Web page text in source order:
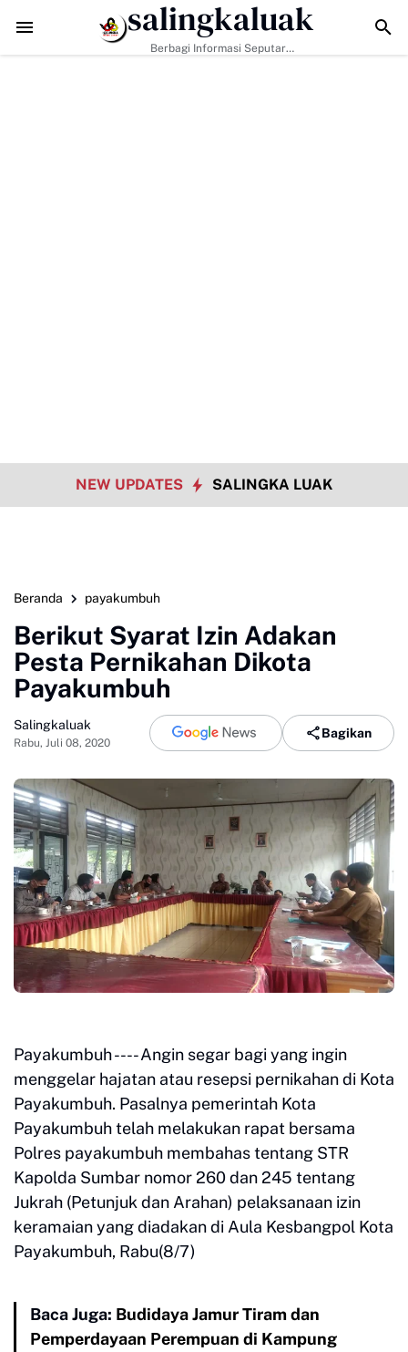
Hanya Tugas Pemerintah, H. Ilson Cong Dorong Keluarga dan
salingkaluak
Berbagi Informasi Seputar
NEW UPDATES SALINGKA LUAK
Beranda payakumbuh
Berikut Syarat Izin Adakan
Pesta Pernikahan Dikota
Payakumbuh
Salingkaluak
Rabu, Juli 08, 2020
Bagikan
Payakumbuh ---- Angin segar bagi yang ingin
menggelar hajatan atau resepsi pernikahan di Kota
Payakumbuh. Pasalnya pemerintah Kota
Payakumbuh telah melakukan rapat bersama
Polres payakumbuh membahas tentang STR
Kapolda Sumbar nomor 260 dan 245 tentang
Jukrah (Petunjuk dan Arahan) pelaksanaan izin
keramaian yang diadakan di Aula Kesbangpol Kota
Payakumbuh, Rabu(8/7)
Baca Juga: Budidaya Jamur Tiram dan
Pemperdayaan Perempuan di Kampung